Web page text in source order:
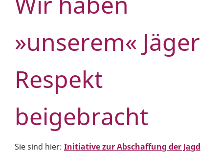
»unserem« Jäger
Respekt
beigebracht
Sie sind hier: Initiative zur Abschaffung der Jagd